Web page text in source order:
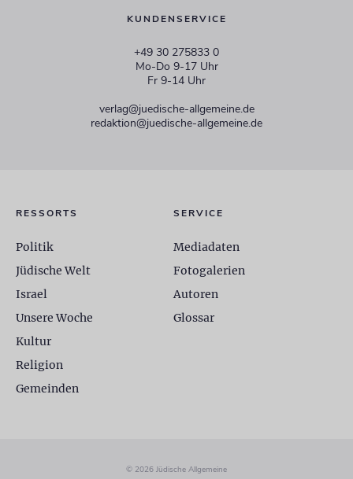
KUNDENSERVICE
+49 30 275833 0
Mo-Do 9-17 Uhr
Fr 9-14 Uhr
verlag@juedische-allgemeine.de
redaktion@juedische-allgemeine.de
RESSORTS
Politik
Jüdische Welt
Israel
Unsere Woche
Kultur
Religion
Gemeinden
SERVICE
Mediadaten
Fotogalerien
Autoren
Glossar
© 2026 Jüdische Allgemeine